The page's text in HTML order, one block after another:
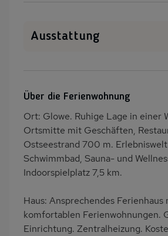
Ausstattung
Herd (4 Kochfelder)
Kühlschrank
Ruhige Lage
Kinderhochstuhl
Haustiere/Hund
verboten
Wb/
Internet
Über die Ferienwohnung
Ort: Glowe. Ruhige Lage in einer
Ortsmitte mit Geschäften,
Ostseestrand 700 m.
Schwimmbad, Sauna- und
Indoorspielplatz 7,5 km.
Haus: Ansprechendes Ferienhaus
komfortablen Ferienwohnungen.
Einrichtung. Zentralheizung.